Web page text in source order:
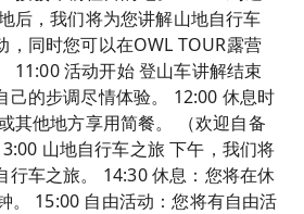
后，我们将为您讲解山地自行车
，同时您可以在OWL TOUR露营
11:00 活动开始 登山车讲解结束
己的步调尽情体验。 12:00 休息时
其他地方享用简餐。 （欢迎自备
山地自行车之旅 下午，我们将
行车之旅。 14:30 休息：您将在休
。 15:00 自由活动：您将有自由活